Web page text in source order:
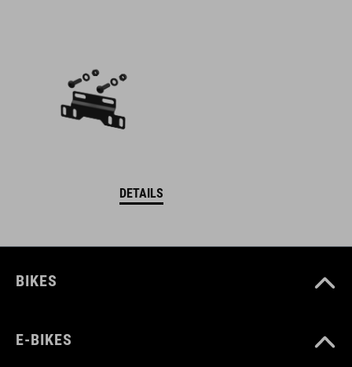
DETAILS
BIKES
E-BIKES